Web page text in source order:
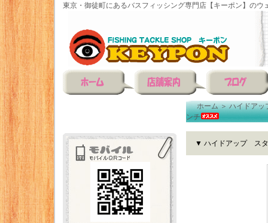
東京・御徒町にあるバスフィッシング専門店【キーポン】のウ
ホーム＞ハイドアッ
ンチ
▼ ハイドアップ スタ